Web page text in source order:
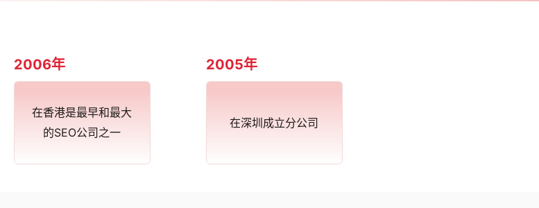
2006年
在香港是最早和最大
的SEO公司之一
2005年
在深圳成立分公司